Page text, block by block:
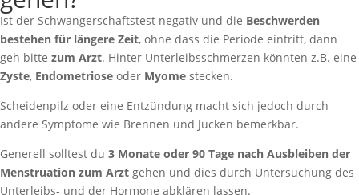
Ist der Schwangerschaftstest negativ und die Beschwerden
bestehen für längere Zeit, ohne dass die Periode eintritt, dann
geh bitte zum Arzt. Hinter Unterleibsschmerzen könnten z.B. eine
Zyste, Endometriose oder Myome stecken.
Scheidenpilz oder eine Entzündung macht sich jedoch durch
andere Symptome wie Brennen und Jucken bemerkbar.
Generell solltest du 3 Monate oder 90 Tage nach Ausbleiben der
Menstruation zum Arzt gehen und dies durch Untersuchung des
Unterleibs- und der Hormone abklären lassen.